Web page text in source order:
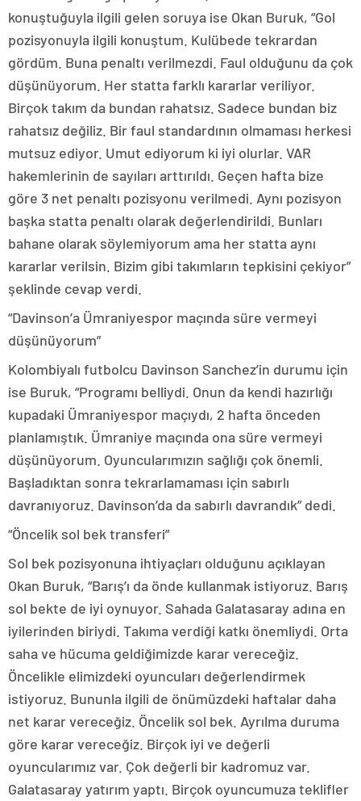
konuştuğuyla ilgili gelen soruya ise Okan Buruk, “Gol
pozisyonuyla ilgili konuştum. Kulübede tekrardan
gördüm. Buna penaltı verilmezdi. Faul olduğunu da çok
düşünüyorum. Her statta farklı kararlar veriliyor.
Birçok takım da bundan rahatsız. Sadece bundan biz
rahatsız değiliz. Bir faul standardının olmaması herkesi
mutsuz ediyor. Umut ediyorum ki iyi olurlar. VAR
hakemlerinin de sayıları arttırıldı. Geçen hafta bize
göre 3 net penaltı pozisyonu verilmedi. Aynı pozisyon
başka statta penaltı olarak değerlendirildi. Bunları
bahane olarak söylemiyorum ama her statta aynı
kararlar verilsin. Bizim gibi takımların tepkisini çekiyor”
şeklinde cevap verdi.
“Davinson’a Ümraniyespor maçında süre vermeyi
düşünüyorum”
Kolombiyalı futbolcu Davinson Sanchez’in durumu için
ise Buruk, “Programı belliydi. Onun da kendi hazırlığı
kupadaki Ümraniyespor maçıydı, 2 hafta önceden
planlamıştık. Ümraniye maçında ona süre vermeyi
düşünüyorum. Oyuncularımızın sağlığı çok önemli.
Başladıktan sonra tekrarlamaması için sabırlı
davranıyoruz. Davinson’da da sabırlı davrandık” dedi.
“Öncelik sol bek transferi”
Sol bek pozisyonuna ihtiyaçları olduğunu açıklayan
Okan Buruk, “Barış’ı da önde kullanmak istiyoruz. Barış
sol bekte de iyi oynuyor. Sahada Galatasaray adına en
iyilerinden biriydi. Takıma verdiği katkı önemliydi. Orta
saha ve hücuma geldiğimizde karar vereceğiz.
Öncelikle elimizdeki oyuncuları değerlendirmek
istiyoruz. Bununla ilgili de önümüzdeki haftalar daha
net karar vereceğiz. Öncelik sol bek. Ayrılma duruma
göre karar vereceğiz. Birçok iyi ve değerli
oyuncularımız var. Çok değerli bir kadromuz var.
Galatasaray yatırım yaptı. Birçok oyuncumuza teklifler